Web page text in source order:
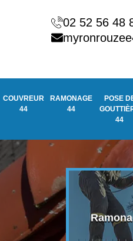
02 52 56 48
COUVREUR
44
RAMONAGE
44
POSE
44
44